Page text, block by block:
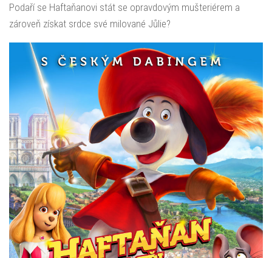
Podaří se Haftaňanovi stát se opravdovým mušteriérem a
zároveň získat srdce své milované Jůlie?